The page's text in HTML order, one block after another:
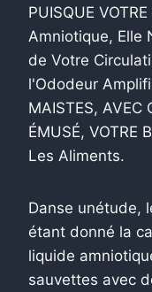
PUISQUE
Amniotique, Elle
de Votre
l'Ododeur
MAISTES, AVEC
ÉMUSÉ, VOTRE
Les Aliments.
Danse unétude,
étant donné la
liquide
sauvettes avec